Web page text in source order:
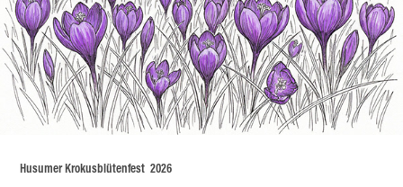
Husumer Krokusblütenfest 2026